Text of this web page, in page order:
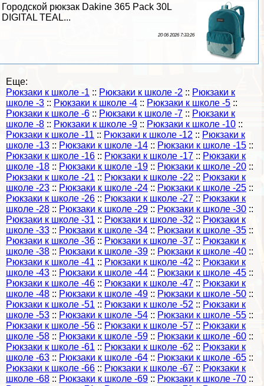
Городской рюкзак Dakine 365 Pack 30L
DIGITAL TEAL...
20 06 2026 7:33:26
Еще:
Рюкзаки к школе -1 :: Рюкзаки к школе -2 :: Рюкзаки к
школе -3 :: Рюкзаки к школе -4 :: Рюкзаки к школе -5 ::
Рюкзаки к школе -6 :: Рюкзаки к школе -7 :: Рюкзаки к
школе -8 :: Рюкзаки к школе -9 :: Рюкзаки к школе -10 ::
Рюкзаки к школе -11 :: Рюкзаки к школе -12 :: Рюкзаки к
школе -13 :: Рюкзаки к школе -14 :: Рюкзаки к школе -15 ::
Рюкзаки к школе -16 :: Рюкзаки к школе -17 :: Рюкзаки к
школе -18 :: Рюкзаки к школе -19 :: Рюкзаки к школе -20 ::
Рюкзаки к школе -21 :: Рюкзаки к школе -22 :: Рюкзаки к
школе -23 :: Рюкзаки к школе -24 :: Рюкзаки к школе -25 ::
Рюкзаки к школе -26 :: Рюкзаки к школе -27 :: Рюкзаки к
школе -28 :: Рюкзаки к школе -29 :: Рюкзаки к школе -30 ::
Рюкзаки к школе -31 :: Рюкзаки к школе -32 :: Рюкзаки к
школе -33 :: Рюкзаки к школе -34 :: Рюкзаки к школе -35 ::
Рюкзаки к школе -36 :: Рюкзаки к школе -37 :: Рюкзаки к
школе -38 :: Рюкзаки к школе -39 :: Рюкзаки к школе -40 ::
Рюкзаки к школе -41 :: Рюкзаки к школе -42 :: Рюкзаки к
школе -43 :: Рюкзаки к школе -44 :: Рюкзаки к школе -45 ::
Рюкзаки к школе -46 :: Рюкзаки к школе -47 :: Рюкзаки к
школе -48 :: Рюкзаки к школе -49 :: Рюкзаки к школе -50 ::
Рюкзаки к школе -51 :: Рюкзаки к школе -52 :: Рюкзаки к
школе -53 :: Рюкзаки к школе -54 :: Рюкзаки к школе -55 ::
Рюкзаки к школе -56 :: Рюкзаки к школе -57 :: Рюкзаки к
школе -58 :: Рюкзаки к школе -59 :: Рюкзаки к школе -60 ::
Рюкзаки к школе -61 :: Рюкзаки к школе -62 :: Рюкзаки к
школе -63 :: Рюкзаки к школе -64 :: Рюкзаки к школе -65 ::
Рюкзаки к школе -66 :: Рюкзаки к школе -67 :: Рюкзаки к
школе -68 :: Рюкзаки к школе -69 :: Рюкзаки к школе -70 ::